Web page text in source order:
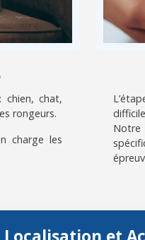
chien, chat,
rongeurs.
charge les